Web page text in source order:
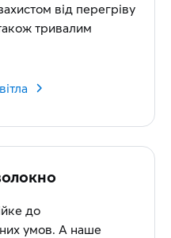
від перегріву
тривалим
до
умов. А наше